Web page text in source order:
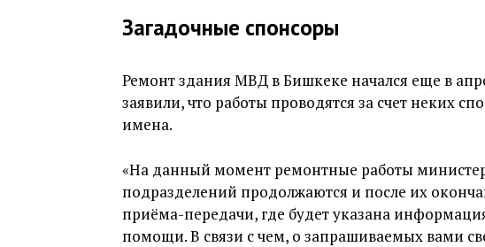
Загадочные спонсоры
Ремонт здания МВД в Бишкеке начался еще в
заявили, что работы проводятся за счет неких
имена.
«На данный момент ремонтные работы
подразделений продолжаются и после их
приёма-передачи, где будет указана
помощи. В связи с чем, о запрашиваемых вами